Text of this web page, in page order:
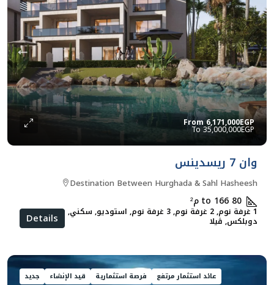
From6,171,000EGP
35,000,000EGP
وان 7 ريسدينس
Destination Between Hurghada & Sahl Hasheesh
80 to 166 م²
1 غرفة نوم, 2 غرفة نوم, 3 غرفة نوم, استوديو, سكني, شقق
دوبلكس, ڨيلا Details
عائد استثمار مرتفع فرصة استثمارية قيد الإنشاء جديد